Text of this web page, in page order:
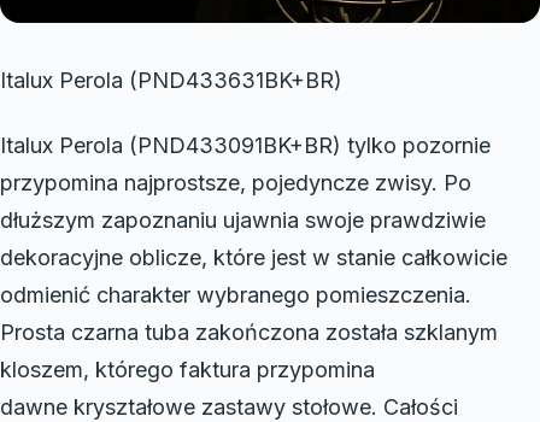
Italux Perola (PND433631BK+BR)
Italux Perola (PND433091BK+BR) tylko pozornie
przypomina najprostsze, pojedyncze zwisy. Po
dłuższym zapoznaniu ujawnia swoje prawdziwie
dekoracyjne oblicze, które jest w stanie całkowicie
odmienić charakter wybranego pomieszczenia.
Prosta czarna tuba zakończona została szklanym
kloszem, którego faktura przypomina
dawne kryształowe zastawy stołowe. Całości